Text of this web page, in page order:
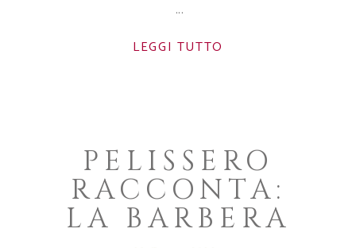
LEGGI TUTTO
PELISSERO
RACCONTA:
LA BARBERA